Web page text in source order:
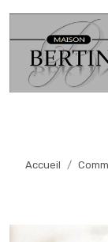
Accueil